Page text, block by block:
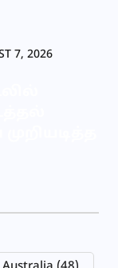
7, 2026